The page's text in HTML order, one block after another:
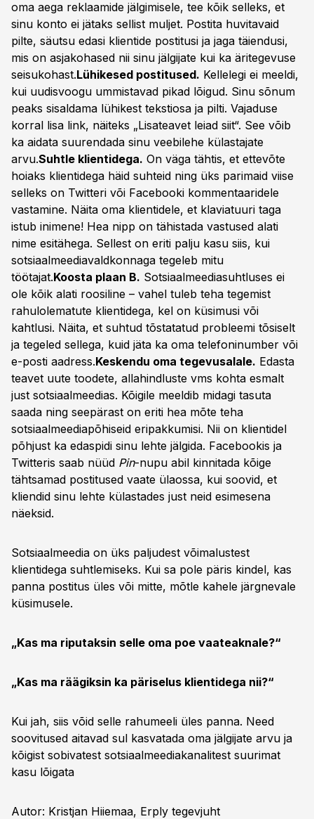
oma aega reklaamide jälgimisele, tee kõik selleks, et
sinu konto ei jätaks sellist muljet. Postita huvitavaid
pilte, säutsu edasi klientide postitusi ja jaga täiendusi,
mis on asjakohased nii sinu jälgijate kui ka äritegevuse
seisukohast.Lühikesed postitused. Kellelegi ei meeldi,
kui uudisvoogu ummistavad pikad lõigud. Sinu sõnum
peaks sisaldama lühikest tekstiosa ja pilti. Vajaduse
korral lisa link, näiteks „Lisateavet leiad siit“. See võib
ka aidata suurendada sinu veebilehe külastajate
arvu.Suhtle klientidega. On väga tähtis, et ettevõte
hoiaks klientidega häid suhteid ning üks parimaid viise
selleks on Twitteri või Facebooki kommentaaridele
vastamine. Näita oma klientidele, et klaviatuuri taga
istub inimene! Hea nipp on tähistada vastused alati
nime esitähega. Sellest on eriti palju kasu siis, kui
sotsiaalmeediavaldkonnaga tegeleb mitu
töötajat.Koosta plaan B. Sotsiaalmeediasuhtluses ei
ole kõik alati roosiline – vahel tuleb teha tegemist
rahulolematute klientidega, kel on küsimusi või
kahtlusi. Näita, et suhtud tõstatatud probleemi tõsiselt
ja tegeled sellega, kuid jäta ka oma telefoninumber või
e-posti aadress.Keskendu oma tegevusalale. Edasta
teavet uute toodete, allahindluste vms kohta esmalt
just sotsiaalmeedias. Kõigile meeldib midagi tasuta
saada ning seepärast on eriti hea mõte teha
sotsiaalmeediapõhiseid eripakkumisi. Nii on klientidel
põhjust ka edaspidi sinu lehte jälgida. Facebookis ja
Twitteris saab nüüd Pin-nupu abil kinnitada kõige
tähtsamad postitused vaate ülaossa, kui soovid, et
kliendid sinu lehte külastades just neid esimesena
näeksid.
Sotsiaalmeedia on üks paljudest võimalustest
klientidega suhtlemiseks. Kui sa pole päris kindel, kas
panna postitus üles või mitte, mõtle kahele järgnevale
küsimusele.
„Kas ma riputaksin selle oma poe vaateaknale?“
„Kas ma räägiksin ka päriselus klientidega nii?“
Kui jah, siis võid selle rahumeeli üles panna. Need
soovitused aitavad sul kasvatada oma jälgijate arvu ja
kõigist sobivatest sotsiaalmeediakanalitest suurimat
kasu lõigata
Autor: Kristjan Hiiemaa, Erply tegevjuht